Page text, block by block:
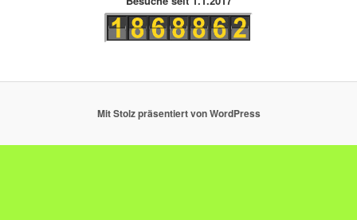
Mit Stolz präsentiert von WordPress